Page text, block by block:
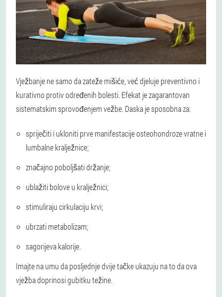
Vježbanje ne samo da zateže mišiće, već djeluje preventivno i
kurativno protiv određenih bolesti. Efekat je zagarantovan
sistematskim sprovođenjem vežbe. Daska je sposobna za:
spriječiti i ukloniti prve manifestacije osteohondroze vratne i
lumbalne kralježnice;
značajno poboljšati držanje;
ublažiti bolove u kralježnici;
stimuliraju cirkulaciju krvi;
ubrzati metabolizam;
sagorijeva kalorije.
Imajte na umu da posljednje dvije tačke ukazuju na to da ova
vježba doprinosi gubitku težine.